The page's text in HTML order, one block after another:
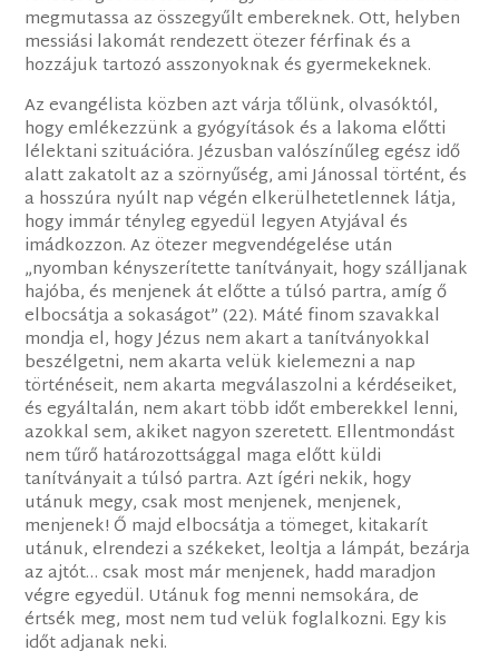
megmutassa az összegyűlt embereknek. Ott, helyben
messiási lakomát rendezett ötezer férfinak és a
hozzájuk tartozó asszonyoknak és gyermekeknek.
Az evangélista közben azt várja tőlünk, olvasóktól,
hogy emlékezzünk a gyógyítások és a lakoma előtti
lélektani szituációra. Jézusban valószínűleg egész idő
alatt zakatolt az a szörnyűség, ami Jánossal történt, és
a hosszúra nyúlt nap végén elkerülhetetlennek látja,
hogy immár tényleg egyedül legyen Atyjával és
imádkozzon. Az ötezer megvendégelése után
„nyomban kényszerítette tanítványait, hogy szálljanak
hajóba, és menjenek át előtte a túlsó partra, amíg ő
elbocsátja a sokaságot” (22). Máté finom szavakkal
mondja el, hogy Jézus nem akart a tanítványokkal
beszélgetni, nem akarta velük kielemezni a nap
történéseit, nem akarta megválaszolni a kérdéseiket,
és egyáltalán, nem akart több időt emberekkel lenni,
azokkal sem, akiket nagyon szeretett. Ellentmondást
nem tűrő határozottsággal maga előtt küldi
tanítványait a túlsó partra. Azt ígéri nekik, hogy
utánuk megy, csak most menjenek, menjenek,
menjenek! Ő majd elbocsátja a tömeget, kitakarít
utánuk, elrendezi a székeket, leoltja a lámpát, bezárja
az ajtót… csak most már menjenek, hadd maradjon
végre egyedül. Utánuk fog menni nemsokára, de
értsék meg, most nem tud velük foglalkozni. Egy kis
időt adjanak neki.